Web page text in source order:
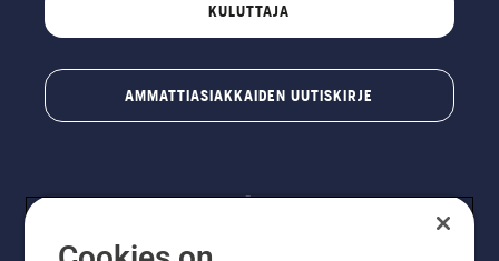
KULUTTAJA
AMMATTIASIAKKAIDEN UUTISKIRJE